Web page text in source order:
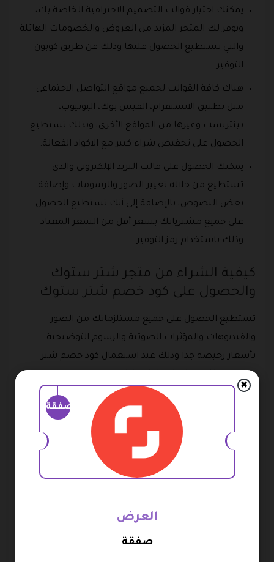
يمكنك اختيار قوالب التصميم الاحترافية الخاصة بك،
ويوفر لك المتجر المزيد من العروض والخصومات الهائلة
والتي تستطيع الحصول عليها وذلك عن طريق كوبون
التوفير.
هناك كافة القوالب لجميع مواقع التواصل الاجتماعي
مثل تطبيق الانستقرام، الفيس بوك، اليوتيوب،
بينتريست وغيرها من المواقع الأخرى، وبذلك تستطيع
الحصول على تخفيض شراء كبير مع الاكواد الفعالة.
يمكنك الحصول على قالب البريد الإلكتروني والذي
تستطيع من خلاله تغيير الصور والرسومات وإضافة
بعض النصوص، بالإضافة إلى أنك تستطيع الحصول
على جميع مشترياتك بسعر أقل من السعر المعتاد
وذلك باستخدام رمز التوفير.
كيفية الشراء من متجر شتر ستوك
والحصول على كود خصم شتر ستوك
تستطيع الحصول على جميع مستلزماتك من الصور
والفيديوهات والمؤثرات الصوتية والرسوم التوضيحية
بأسعار رخيصة جدا وذلك عند استعمال كود خصم شتر
ستوك، وذلك بإتباع الخطوات التالية وهي:
قم بالدخول إلى موقع شتر ستوك.
بعد ذلك قم بتصفح جميع أقسام المتجر.
قم باختيار القسم الذي ترغب في الشراء منه.
بعد ذلك قم باختيار المحتوى الذي تريده ثم اضغط على زر
عقب الانتهاء من شراء جميع الخدمات التي تحتاج إليها
صفقة
✖
العرض
صفقة